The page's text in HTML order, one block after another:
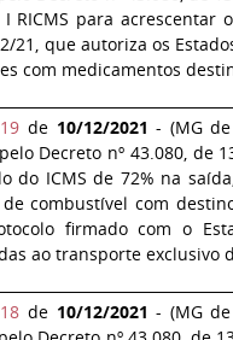
I RICMS para
21, que autoriza os
com medicamentos
de 10/12/2021 - (MG
Decreto nº 43.080, de
do ICMS de 72% na
combustível com
firmado com o
ao transporte exclusivo
de 10/12/2021 - (MG